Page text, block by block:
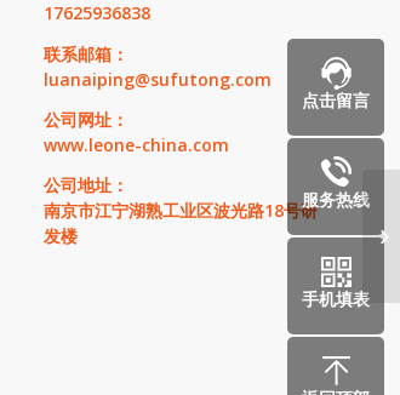
17625936838
联系邮箱：
luanaiping@sufutong.com
公司网址：
www.leone-china.com
公司地址：
南京市江宁湖熟工业区波光路18号研
发楼
点击留言
服务热线
手机填表